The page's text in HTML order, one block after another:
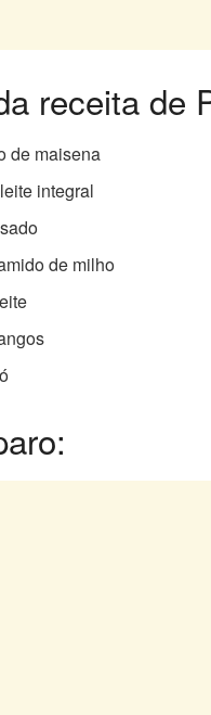
receita de
de maisena
integral
de milho